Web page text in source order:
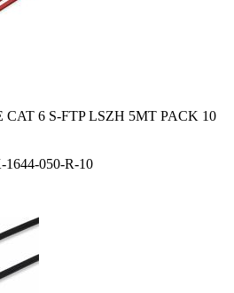
6 S-FTP LSZH 5MT PACK 10
1644-050-R-10